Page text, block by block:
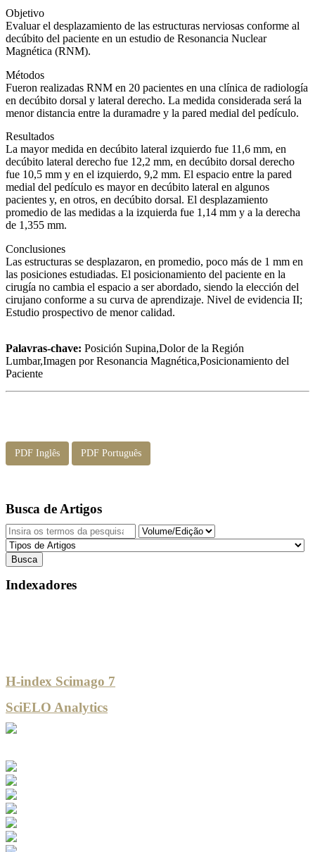
Objetivo
Evaluar el desplazamiento de las estructuras nerviosas conforme al
decúbito del paciente en un estudio de Resonancia Nuclear
Magnética (RNM).
Métodos
Fueron realizadas RNM en 20 pacientes en una clínica de radiología
en decúbito dorsal y lateral derecho. La medida considerada será la
menor distancia entre la duramadre y la pared medial del pedículo.
Resultados
La mayor medida en decúbito lateral izquierdo fue 11,6 mm, en
decúbito lateral derecho fue 12,2 mm, en decúbito dorsal derecho
fue 10,5 mm y en el izquierdo, 9,2 mm. El espacio entre la pared
medial del pedículo es mayor en decúbito lateral en algunos
pacientes y, en otros, en decúbito dorsal. El desplazamiento
promedio de las medidas a la izquierda fue 1,14 mm y a la derecha
de 1,355 mm.
Conclusiones
Las estructuras se desplazaron, en promedio, poco más de 1 mm en
las posiciones estudiadas. El posicionamiento del paciente en la
cirugía no cambia el espacio a ser abordado, siendo la elección del
cirujano conforme a su curva de aprendizaje. Nivel de evidencia II;
Estudio prospectivo de menor calidad.
Palavras-chave: Posición Supina,Dolor de la Región
Lumbar,Imagen por Resonancia Magnética,Posicionamiento del
Paciente
PDF Inglês PDF Português
Busca de Artigos
Indexadores
H-index Scimago 7
SciELO Analytics